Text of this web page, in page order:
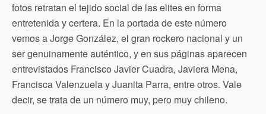
fotos retratan el tejido social de las elites en forma
entretenida y certera. En la portada de este número
vemos a Jorge González, el gran rockero nacional y un
ser genuinamente auténtico, y en sus páginas aparecen
entrevistados Francisco Javier Cuadra, Javiera Mena,
Francisca Valenzuela y Juanita Parra, entre otros. Vale
decir, se trata de un número muy, pero muy chileno.